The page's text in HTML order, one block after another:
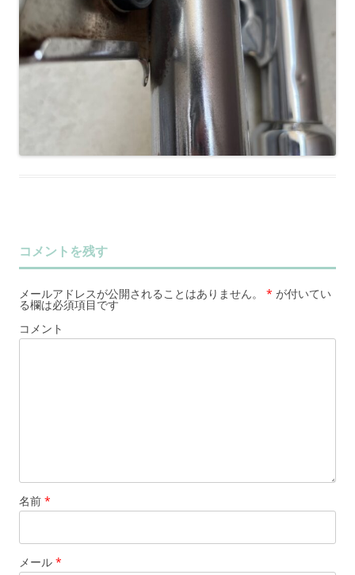
コメントを残す
メールアドレスが公開されることはありません。 * が付いてい
る欄は必須項目です
コメント
名前 *
メール *